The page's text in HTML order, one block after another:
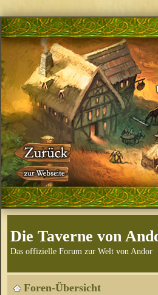
Die Taverne von
Das offizielle Forum zur Welt von Andor
Foren-Übersicht